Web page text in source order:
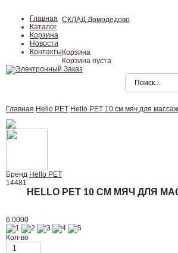
Главная
Каталог
Корзина
Новости
Контакты
СКЛАД Домодедово
Корзина
Корзина пуста
Главная Hello PET Hello PET 10 см мяч для
Бренд Hello PET
14481
HELLO PET 10 СМ МЯЧ ДЛЯ
6.0000
Кол-во